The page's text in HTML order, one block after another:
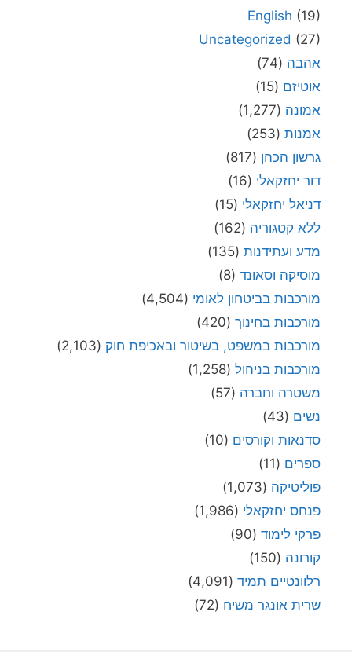
English (19)
Uncategorized (27)
אהבה (74)
אוטיזם (15)
אמונה (1,277)
אמנות (253)
גרשון הכהן (817)
דור יחזקאלי (16)
דניאל יחזקאלי (15)
ללא קטגוריה (162)
מדע ועתידנות (135)
מוסיקה וסאונד (8)
מורכבות בביטחון לאומי (4,504)
מורכבות בחינוך (420)
מורכבות במשפט, בשיטור ובאכיפת חוק (2,103)
מורכבות בניהול (1,258)
משטרה וחברה (57)
נשים (43)
סדנאות וקורסים (10)
ספרים (11)
פוליטיקה (1,073)
פנחס יחזקאלי (1,986)
פרקי לימוד (90)
קורונה (150)
רלוונטיים תמיד (4,091)
שרית אונגר משיח (72)